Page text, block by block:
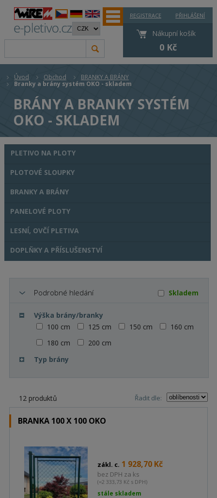
REGISTRACE PŘIHLÁŠENÍ
Nákupní košík
0 Kč
Úvod Obchod
BRANKY A BRÁNY
Branky a brány systém OKO - skladem
BRÁNY A BRANKY SYSTÉM
OKO - SKLADEM
Podrobné hledání Skladem
Výška brány/branky
100 cm
125 cm 150 cm
160 cm
180 cm
200 cm
Typ brány
12 produktů Řadit dle:
BRANKA 100 X 100 OKO
zákl. c. 1 928,70 Kč
bez DPH za ks
(=2 333,73 Kč s DPH)
stále skladem
PLETIVO NA PLOTY
PLOTOVÉ SLOUPKY
BRANKY A BRÁNY
PANELOVÉ PLOTY
LESNÍ, OVČÍ PLETIVA
DOPLŇKY A PŘÍSLUŠENSTVÍ